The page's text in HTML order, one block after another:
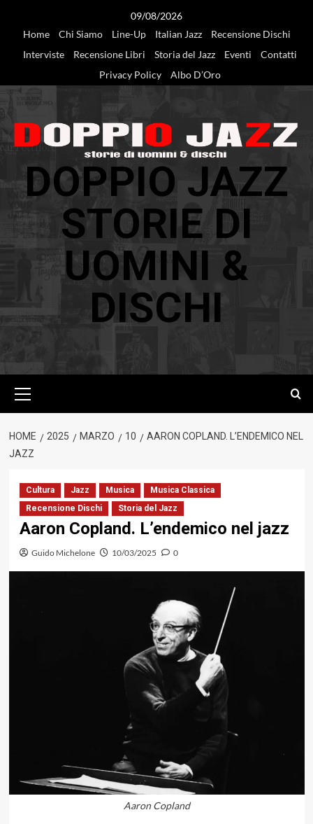
09/08/2026
Home
Chi Siamo Line-Up Italian Jazz
Recensione Dischi
Interviste
Recensione Libri Storia del Jazz Eventi
Contatti
Privacy Policy
Albo D’Oro
DOPPIO JAZZ
STORIE DI
UOMINI &
DISCHI
principale
HOME 2025 MARZO 10
AARON COPLAND. L’ENDEMICO NEL
JAZZ
Cultura Jazz Musica
Musica Classica
Recensione Dischi
Storia del Jazz
Aaron Copland. L’endemico nel jazz
Guido Michelone 10/03/2025 0
Aaron Copland